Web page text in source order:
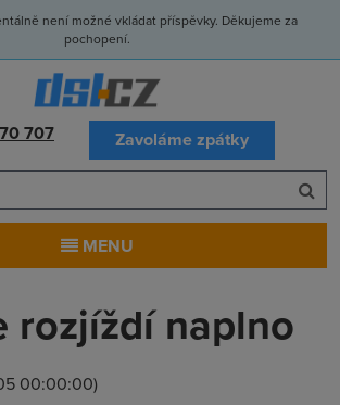
není možné vkládat příspěvky. Děkujeme za
pochopení.
707 Zavoláme zpátky
MENU
rozjíždí naplno
00:00:00)